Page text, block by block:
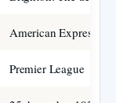
American Express
Premier League